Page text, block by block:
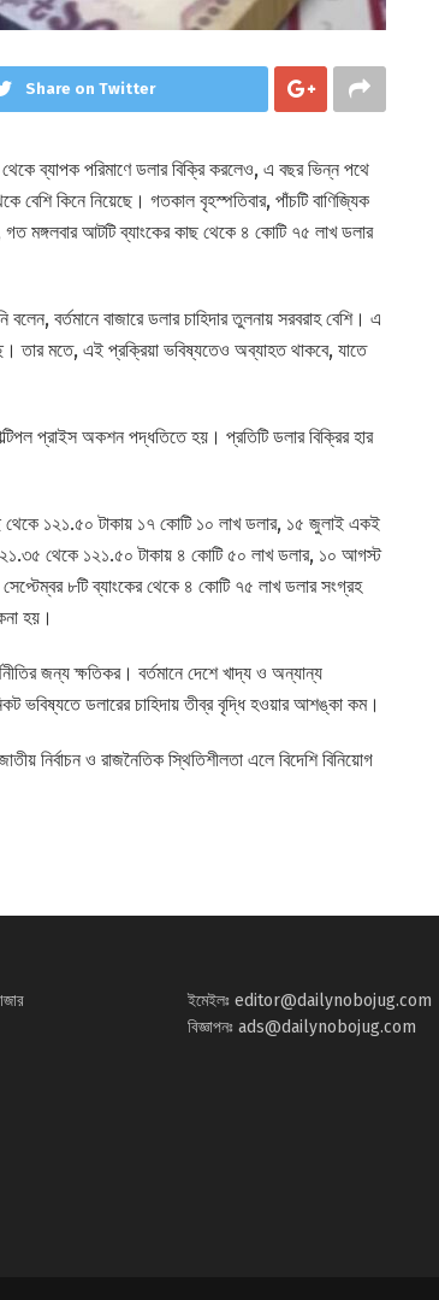
Share on Twitter
থেকে ব্যাপক পরিমাণে ডলার বিক্রি করলেও, এ বছর ভিন্ন পথে
বেশি কিনে নিয়েছে। গতকাল বৃহস্পতিবার, পাঁচটি বাণিজ্যিক
মঙ্গলবার আটটি ব্যাংকের কাছ থেকে ৪ কোটি ৭৫ লাখ ডলার
বর্তমানে বাজারে ডলার চাহিদার তুলনায় সরবরাহ বেশি। এ
তার মতে, এই প্রক্রিয়া ভবিষ্যতেও অব্যাহত থাকবে, যাতে
প্রাইস অকশন পদ্ধতিতে হয়। প্রতিটি ডলার বিক্রির হার
থেকে ১২১.৫০ টাকায় ১৭ কোটি ১০ লাখ ডলার, ১৫ জুলাই একই
থেকে ১২১.৫০ টাকায় ৪ কোটি ৫০ লাখ ডলার, ১০ আগস্ট
৮টি ব্যাংকের থেকে ৪ কোটি ৭৫ লাখ ডলার সংগ্রহ
হয়।
জন্য ক্ষতিকর। বর্তমানে দেশে খাদ্য ও অন্যান্য
ভবিষ্যতে ডলারের চাহিদায় তীব্র বৃদ্ধি হওয়ার আশঙ্কা কম।
নির্বাচন ও রাজনৈতিক স্থিতিশীলতা এলে বিদেশি বিনিয়োগ
ইমেইলঃ editor@dailynobojug.com
বিজ্ঞাপনঃ ads@dailynobojug.com